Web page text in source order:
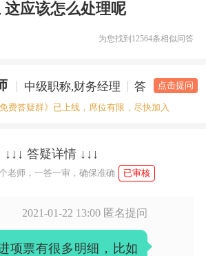
这应该怎么处理呢
为您找到12564条相似问答
中级职称,财务经理 答疑老师
点击提问
费答疑群》已上线，席位有限，尽快加入
↓↓↓ 答疑详情 ↓↓↓
老师，一答一审，确保准确 已审核
2021-01-22 13:00 匿名提问
项票有很多明细，比如